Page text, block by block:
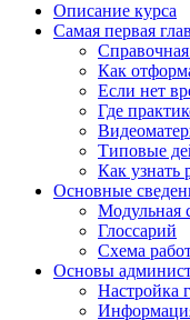
Описание курса
Самая первая
Как
Если нет
Где
Типовые
Как узнать
Основные
Модульная
Глоссарий
Схема
Основы
Настройка